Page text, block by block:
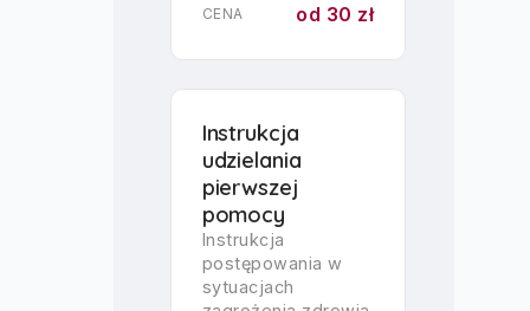
CENA od 30 zł
Instrukcja
udzielania
pierwszej
pomocy
Instrukcja
postępowania w
sytuacjach